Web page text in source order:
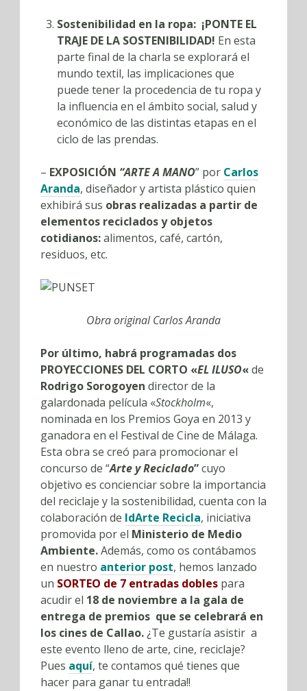
Sostenibilidad en la ropa: ¡PONTE EL
TRAJE DE LA SOSTENIBILIDAD! En esta
parte final de la charla se explorará el
mundo textil, las implicaciones que
puede tener la procedencia de tu ropa y
la influencia en el ámbito social, salud y
económico de las distintas etapas en el
ciclo de las prendas.
– EXPOSICIÓN “ARTE A MANO” por Carlos
Aranda, diseñador y artista plástico quien
exhibirá sus obras realizadas a partir de
elementos reciclados y objetos
cotidianos:alimentos, café, cartón,
residuos, etc.
Obra original Carlos Aranda
Por último, habrá programadas dos
PROYECCIONES DEL CORTO «EL ILUSO«de
Rodrigo Sorogoyen director de la
galardonada película «Stockholm«,
nominada en los Premios Goya en 2013 y
ganadora en el Festival de Cine de Málaga.
Esta obra se creó para promocionar el
concurso de “Arte y Reciclado”cuyo
objetivo es concienciar sobre la importancia
del reciclaje y la sostenibilidad, cuenta con la
colaboración de IdArte Recicla, iniciativa
promovida por el Ministerio de Medio
Ambiente.Además, como os contábamos
en nuestro anterior post, hemos lanzado
un SORTEO de 7 entradas dobles para
acudir el 18 de noviembre a la gala de
entrega de premios que se celebrará en
los cines de Callao.¿Te gustaría asistir a
este evento lleno de arte, cine, reciclaje?
Pues aquí, te contamos qué tienes que
hacer para ganar tu entrada!!